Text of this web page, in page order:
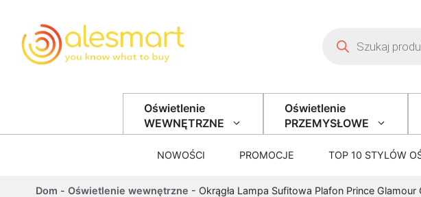
Oświetlenie
WEWNĘTRZNE
Oświetlenie
PRZEMYSŁOWE
NOWOŚCI PROMOCJE TOP 10 STYLÓW
Dom - Oświetlenie wewnętrzne - Okrągła Lampa Sufitowa Plafon Prince Glamour